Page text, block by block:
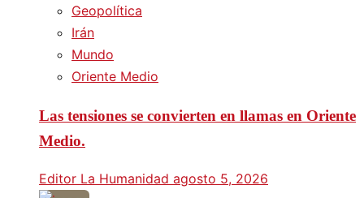
Geopolítica
Irán
Mundo
Oriente Medio
Las tensiones se convierten en llamas en Oriente
Medio.
Editor La Humanidad agosto 5, 2026